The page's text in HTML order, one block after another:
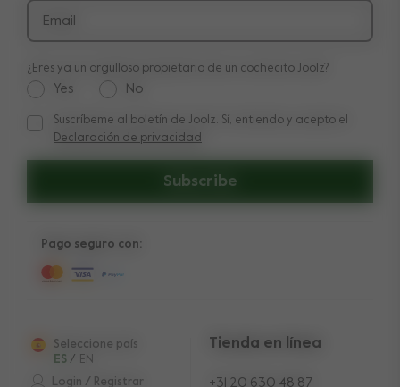
Devolución
Email
Subscribe
¿Eres ya un orgulloso propietario de un cochecito Joolz?
Yes No
Suscríbeme al boletín de Joolz. Sí, entiendo y acepto el
Suscríbeme al boletín de Joolz. Sí, entiendo y acepto el
Declaración de privacidad
Login / Registrar
Seleccione país
EN
/
ES
Tienda en línea
+31 20 630 48 87
Pago seguro con: